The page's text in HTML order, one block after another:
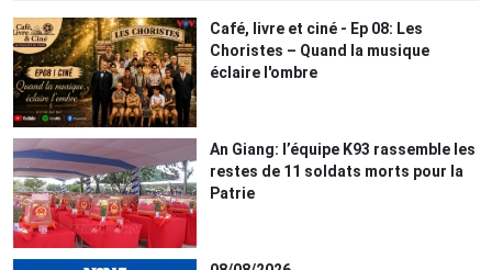
Café, livre et ciné - Ep 08: Les
Choristes – Quand la musique
éclaire l'ombre
An Giang: l’équipe K93 rassemble les
restes de 11 soldats morts pour la
Patrie